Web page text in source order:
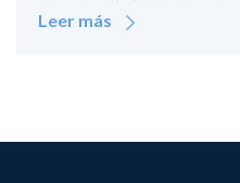
Leer más